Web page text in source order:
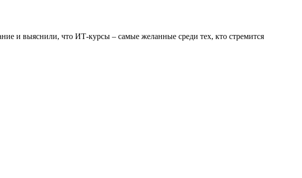
и выяснили, что ИТ-курсы – самые желанные среди тех, кто стремится